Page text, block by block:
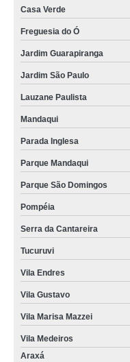
Casa Verde
Freguesia do Ó
Jardim Guarapiranga
Jardim São Paulo
Lauzane Paulista
Mandaqui
Parada Inglesa
Parque Mandaqui
Parque São Domingos
Pompéia
Serra da Cantareira
Tucuruvi
Vila Endres
Vila Gustavo
Vila Marisa Mazzei
Vila Medeiros
Araxá